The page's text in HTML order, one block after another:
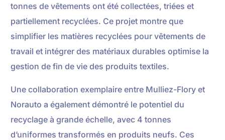
tonnes de vêtements ont été collectées, triées et
partiellement recyclées. Ce projet montre que
simplifier les matières recyclées pour vêtements de
travail et intégrer des matériaux durables optimise la
gestion de fin de vie des produits textiles.
Une collaboration exemplaire entre Mulliez-Flory et
Norauto a également démontré le potentiel du
recyclage à grande échelle, avec 4 tonnes
d’uniformes transformés en produits neufs. Ces